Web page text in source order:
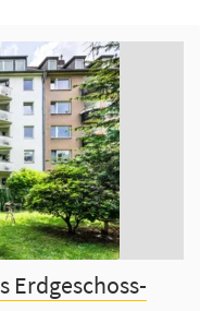
Erdgeschoss-